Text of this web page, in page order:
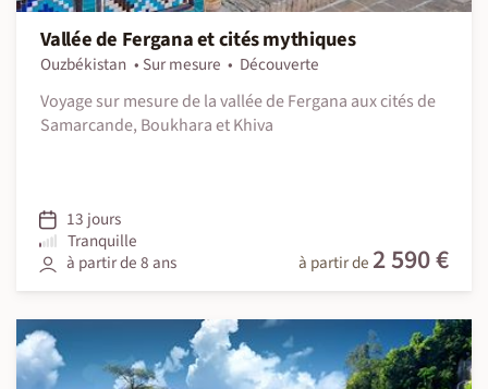
Vallée de Fergana et cités mythiques
Ouzbékistan Sur mesure
Découverte
Voyage sur mesure de la vallée de Fergana aux cités de
Samarcande, Boukhara et Khiva
13 jours
Tranquille
à partir de 8 ans
à partir de 2 590 €